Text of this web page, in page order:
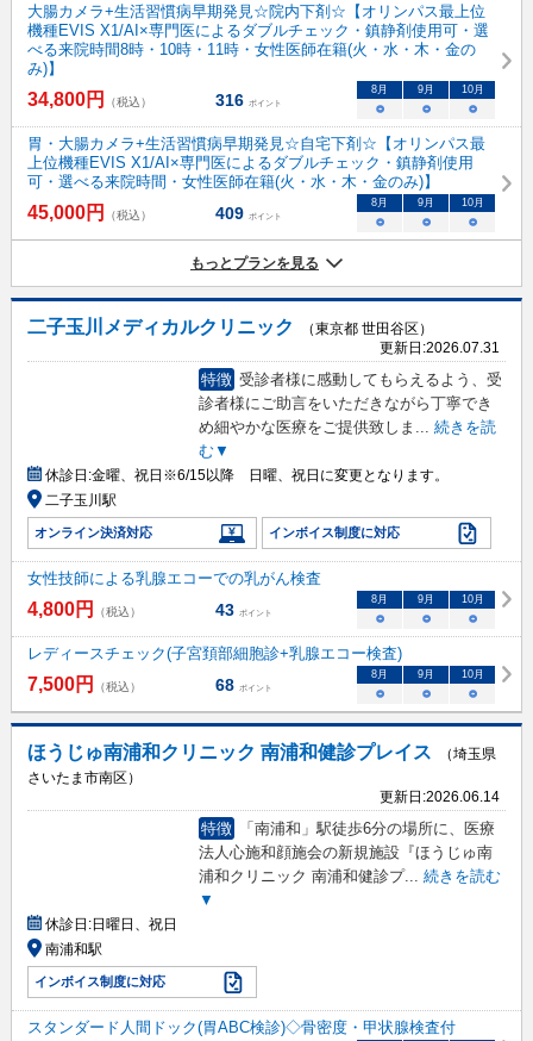
大腸カメラ+生活習慣病早期発見☆院内下剤☆【オリンパス最上位
機種EVIS X1/AI×専門医によるダブルチェック・鎮静剤使用可・選
べる来院時間8時・10時・11時・女性医師在籍(火・水・木・金の
み)】
34,800円 （税込） 316 ポイント
8 月 9 月 10月
○ ○ ○
胃・大腸カメラ+生活習慣病早期発見☆自宅下剤☆【オリンパス最
上位機種EVIS X1/AI×専門医によるダブルチェック・鎮静剤使用
可・選べる来院時間・女性医師在籍(火・水・木・金のみ)】
45,000円 （税込） 409 ポイント
8 月 9 月 10月
○ ○ ○
もっとプランを見る
二子玉川メディカルクリニック
（東京都 世田谷区）
更新日:2026.07.31
特徴 受診者様に感動してもらえるよう、受
診者様にご助言をいただきながら丁寧でき
め細やかな医療をご提供致しま
続きを読
む▼
休診日:金曜、祝日※6/15以降 日曜、祝日に変更となります。
二子玉川駅
オンライン決済対応 インボイス制度に対応
女性技師による乳腺エコーでの乳がん検査
4,800円 （税込） 43 ポイント
8 月 9 月 10月
○ ○ ○
レディースチェック(子宮頚部細胞診+乳腺エコー検査)
7,500円 （税込） 68 ポイント
8 月 9 月 10月
○ ○ ○
ほうじゅ南浦和クリニック 南浦和健診プレイス
（埼玉県
さいたま市南区）
更新日:2026.06.14
特徴
「南浦和」駅徒歩6分の場所に、医療
法人心施和顔施会の新規施設『ほうじゅ南
浦和クリニック 南浦和健診プ... 続きを読む
▼
休診日:日曜日、祝日
南浦和駅
インボイス制度に対応
スタンダード人間ドック(胃ABC検診)◇骨密度・甲状腺検査付